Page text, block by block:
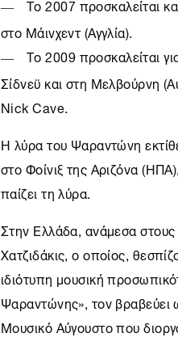
στο Μάινχεντ (Αγγλία).
Το 2009 προσκαλείται
Σίδνεϋ και στη Μελβούρνη
Nick Cave.
Η λύρα του Ψαραντώνη
στο Φοίνιξ της Αριζόνα
παίζει τη λύρα.
Στην Ελλάδα, ανάμεσα
Χατζιδάκις, ο οποίος,
ιδιότυπη μουσική
Ψαραντώνης», τον
Μουσικό Αύγουστο που